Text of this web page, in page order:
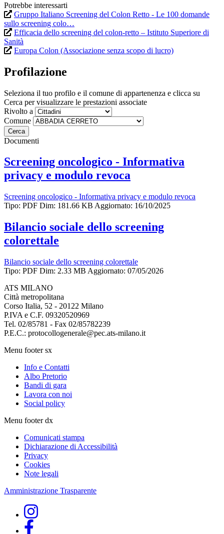
Potrebbe interessarti
Gruppo Italiano Screening del Colon Retto - Le 100 domande
sullo screening colo…
Efficacia dello screening del colon-retto – Istituto Superiore di
Sanità
Europa Colon (Associazione senza scopo di lucro)
Profilazione
Seleziona il tuo profilo e il comune di appartenenza e clicca su
Cerca per visualizzare le prestazioni associate
Rivolto a
Comune
Documenti
Screening oncologico - Informativa
privacy e modulo revoca
Screening oncologico - Informativa privacy e modulo revoca
Tipo: PDF Dim: 181.66 KB Aggiornato: 16/10/2025
Bilancio sociale dello screening
colorettale
Bilancio sociale dello screening colorettale
Tipo: PDF Dim: 2.33 MB Aggiornato: 07/05/2026
ATS MILANO
Città metropolitana
Corso Italia, 52 - 20122 Milano
P.IVA e C.F. 09320520969
Tel. 02/85781 - Fax 02/85782239
P.E.C.: protocollogenerale@pec.ats-milano.it
Menu footer sx
Info e Contatti
Albo Pretorio
Bandi di gara
Lavora con noi
Social policy
Menu footer dx
Comunicati stampa
Dichiarazione di Accessibilità
Privacy
Cookies
Note legali
Amministrazione Trasparente